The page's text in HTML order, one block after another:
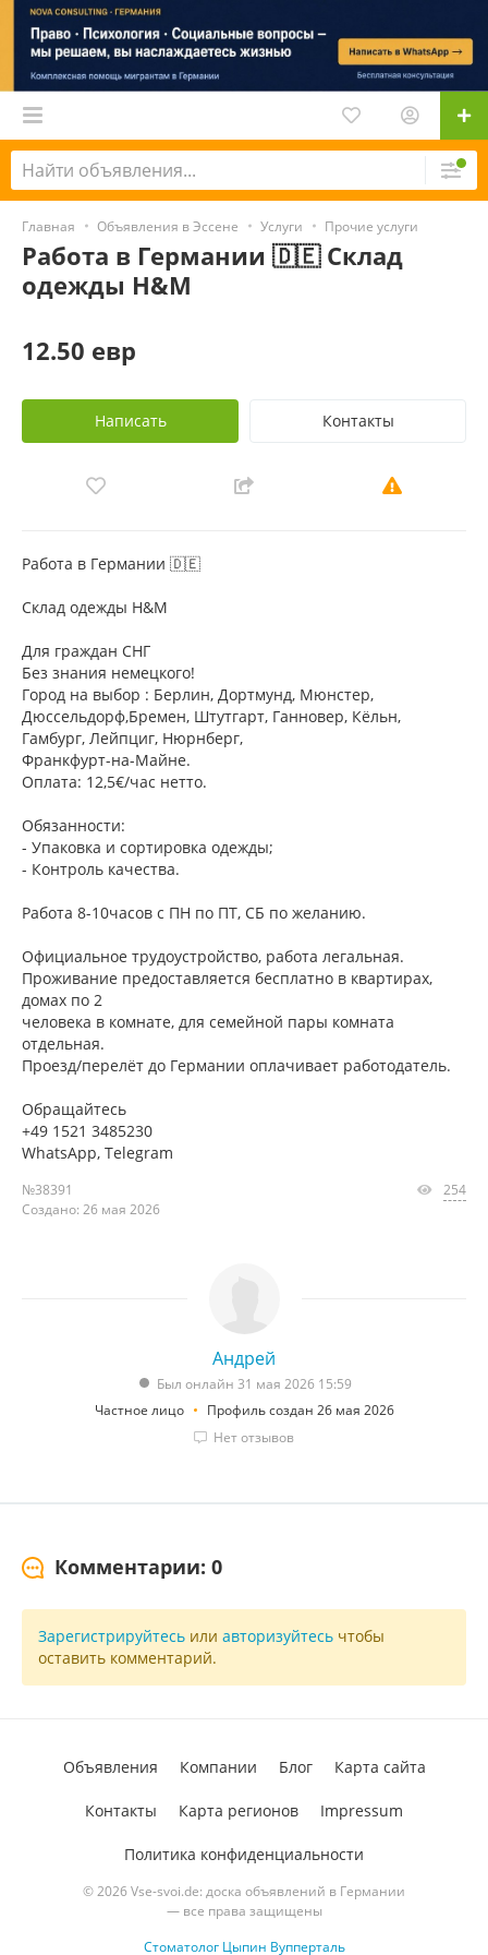
Главная Объявления в Эссене Услуги Прочие услуги
Работа в Германии 🇩🇪 Склад
одежды H&M
12.50 евр
Написать Контакты
Работа в Германии 🇩🇪
Склад одежды H&M
Для граждан СНГ
Без знания немецкого!
Город на выбор : Берлин, Дортмунд, Мюнстер,
Дюссельдорф,Бремен, Штутгарт, Ганновер, Кёльн,
Гамбург, Лейпциг, Нюрнберг,
Франкфурт-на-Майне.
Оплата: 12,5€/час нетто.
Обязанности:
- Упаковка и сортировка одежды;
- Контроль качества.
Работа 8-10часов с ПН по ПТ, СБ по желанию.
Официальное трудоустройство, работа легальная.
Проживание предоставляется бесплатно в квартирах,
домах по 2
человека в комнате, для семейной пары комната
отдельная.
Проезд/перелёт до Германии оплачивает работодатель.
Обращайтесь
+49 1521 3485230
WhatsApp, Telegram
№38391
Создано: 26 мая 2026
254
Андрей
Был онлайн 31 мая 2026 15:59
Частное лицо
Профиль создан 26 мая 2026
Нет отзывов
Комментарии: 0
Зарегистрируйтесь или авторизуйтесь чтобы
оставить комментарий.
© 2026 Vse-svoi.de: доска объявлений в Германии
— все права защищены
Стоматолог Цыпин Вупперталь
Объявления Компании Блог Карта сайта
Контакты Карта регионов Impressum
Политика конфиденциальности